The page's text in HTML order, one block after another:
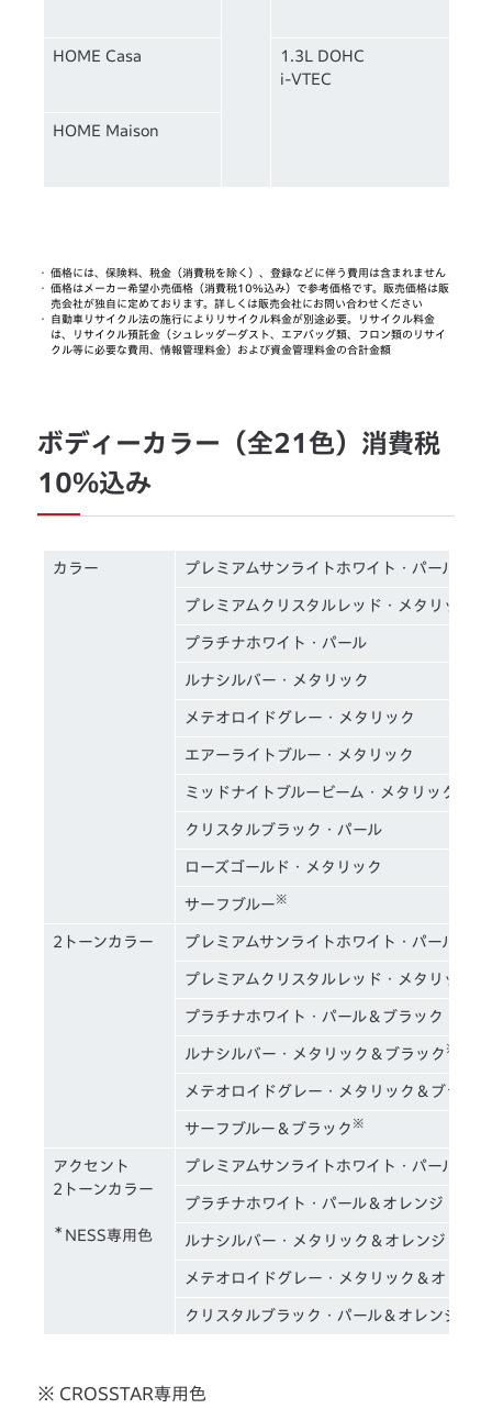
HOME Casa
1.3L DOHC
i-VTEC
HOME Maison
・
価格には、保険料、税金（消費税を除く）、登録などに伴う費用は含まれません
・
価格はメーカー希望小売価格（消費税10%込み）で参考価格です。販売価格は販
売会社が独自に定めております。詳しくは販売会社にお問い合わせください
・
自動車リサイクル法の施行によりリサイクル料金が別途必要。リサイクル料金
は、リサイクル預託金（シュレッダーダスト、エアバッグ類、フロン類のリサイ
クル等に必要な費用、情報管理料金）および資金管理料金の合計金額
ボディーカラー（全21色）消費税
10%込み
カラー プレミアムサンライトホワイト・パール
プレミアムクリスタルレッド・メタリック
プラチナホワイト・パール
ルナシルバー・メタリック
メテオロイドグレー・メタリック
エアーライトブルー・メタリック
ミッドナイトブルービーム・メタリック
クリスタルブラック・パール
ローズゴールド・メタリック
サーフブルー ※
2トーンカラー プレミアムサンライトホワイト・パール＆ブ
プレミアムクリスタルレッド・メタリック
プラチナホワイト・パール＆ブラック
ルナシルバー・メタリック＆ブラック ※
メテオロイドグレー・メタリック＆ブラック
サーフブルー＆ブラック ※
アクセント
2トーンカラー
＊ NESS専用色
プレミアムサンライトホワイト・パール＆オ
プラチナホワイト・パール＆オレンジ
ルナシルバー・メタリック＆オレンジ
メテオロイドグレー・メタリック＆オレンジ
クリスタルブラック・パール＆オレンジ
※ CROSSTAR専用色